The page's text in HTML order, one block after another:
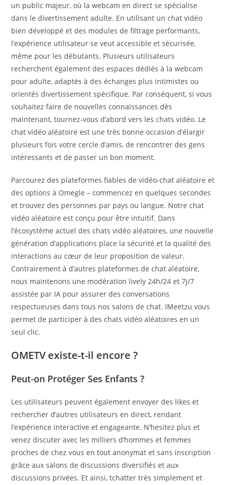
un public majeur, où la webcam en direct se spécialise
dans le divertissement adulte. En utilisant un chat vidéo
bien développé et des modules de filtrage performants,
l’expérience utilisateur se veut accessible et sécurisée,
même pour les débutants. Plusieurs utilisateurs
recherchent également des espaces dédiés à la webcam
pour adulte, adaptés à des échanges plus intimistes ou
orientés divertissement spécifique. Par conséquent, si vous
souhaitez faire de nouvelles connaissances dès
maintenant, tournez-vous d’abord vers les chats vidéo. Le
chat vidéo aléatoire est une très bonne occasion d’élargir
plusieurs fois votre cercle d’amis, de rencontrer des gens
intéressants et de passer un bon moment.
Parcourez des plateformes fiables de vidéo‑chat aléatoire et
des options à Omegle – commencez en quelques secondes
et trouvez des personnes par pays ou langue. Notre chat
vidéo aléatoire est conçu pour être intuitif. Dans
l’écosystème actuel des chats vidéo aléatoires, une nouvelle
génération d’applications place la sécurité et la qualité des
interactions au cœur de leur proposition de valeur.
Contrairement à d’autres plateformes de chat aléatoire,
nous maintenons une modération lively 24h/24 et 7j/7
assistée par IA pour assurer des conversations
respectueuses dans tous nos salons de chat. IMeetzu vous
permet de participer à des chats vidéo aléatoires en un
seul clic.
OMETV existe-t-il encore ?
Peut-on Protéger Ses Enfants ?
Les utilisateurs peuvent également envoyer des likes et
rechercher d’autres utilisateurs en direct, rendant
l’expérience interactive et engageante. N’hesitez plus et
venez discuter avec les milliers d’hommes et femmes
proches de chez vous en tout anonymat et sans inscription
grâce aux salons de discussions diversifiés et aux
discussions privées. Et ainsi, tchatter très simplement et